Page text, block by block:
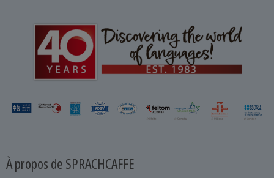
À propos de SPRACHCAFFE